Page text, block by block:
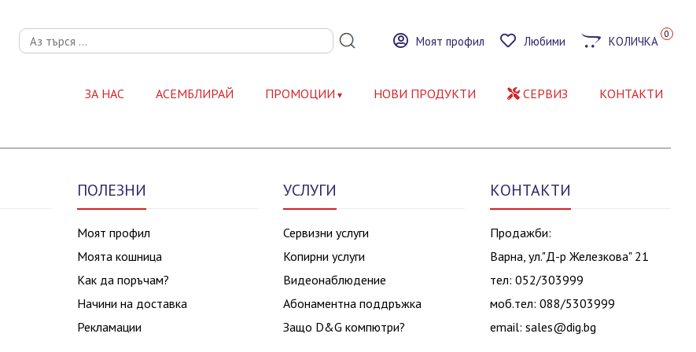
Моят профил Любими КОЛИЧКА 0
ЗА НАС АСЕМБЛИРАЙ ПРОМОЦИИ НОВИ ПРОДУКТИ СЕРВИЗ КОНТАКТИ
ПОЛЕЗНИ
Моят профил
Моята кошница
Как да поръчам?
Начини на доставка
Рекламации
УСЛУГИ
Сервизни услуги
Копирни услуги
Видеонаблюдение
Абонаментна поддръжка
Защо D&G компютри?
КОНТАКТИ
Продажби:
Варна, ул."Д-р Железкова" 21
тел: 052/303999
моб.тел: 088/5303999
email: sales@dig.bg